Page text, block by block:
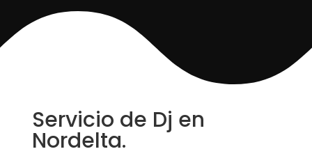
Servicio de Dj en
Nordelta.